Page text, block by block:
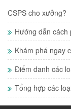
CSPS cho xưởng?
Hướng dẫn cách
Khám phá ngay
Điểm danh các
Tổng hợp các